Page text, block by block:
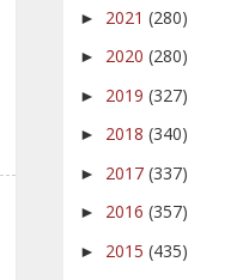
► 2021 (280)
► 2020 (280)
► 2019 (327)
► 2018 (340)
► 2017 (337)
► 2016 (357)
► 2015 (435)